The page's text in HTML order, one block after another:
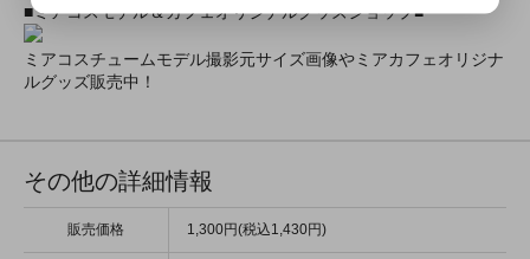
■ミアコスモデル＆カフェオリジナルグッズショップ■
ミアコスチュームモデル撮影元サイズ画像やミアカフェオリジナ
ルグッズ販売中！
その他の詳細情報
販売価格 1,300円(税込1,430円)